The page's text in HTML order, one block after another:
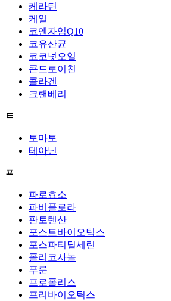
케라틴
케일
코엔자임Q10
코유산균
코코넛오일
콘드로이친
콜라겐
크랜베리
ㅌ
토마토
테아닌
ㅍ
파로효소
파비플로라
판토텐산
포스트바이오틱스
포스파티딜세린
폴리코사놀
푸룬
프로폴리스
프리바이오틱스